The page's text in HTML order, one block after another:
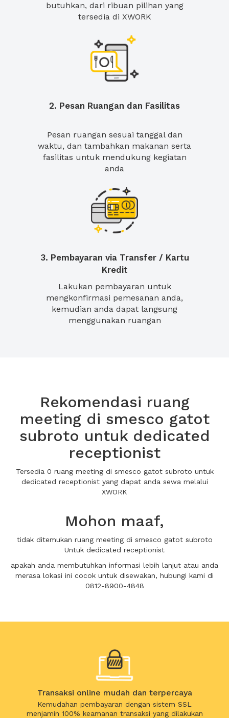
butuhkan, dari ribuan pilihan yang
tersedia di XWORK
2. Pesan Ruangan dan Fasilitas
Pesan ruangan sesuai tanggal dan
waktu, dan tambahkan makanan serta
fasilitas untuk mendukung kegiatan
anda
3. Pembayaran via Transfer / Kartu
Kredit
Lakukan pembayaran untuk
mengkonfirmasi pemesanan anda,
kemudian anda dapat langsung
menggunakan ruangan
Rekomendasi ruang
meeting di smesco gatot
subroto untuk dedicated
receptionist
Tersedia 0 ruang meeting di smesco gatot subroto untuk
dedicated receptionist yang dapat anda sewa melalui
XWORK
Mohon maaf,
tidak ditemukan ruang meeting di smesco gatot subroto
Untuk dedicated receptionist
apakah anda membutuhkan informasi lebih lanjut atau anda
merasa lokasi ini cocok untuk disewakan, hubungi kami di
0812-8900-4848
Transaksi online mudah dan terpercaya
Kemudahan pembayaran dengan sistem SSL
menjamin 100% keamanan transaksi yang dilakukan